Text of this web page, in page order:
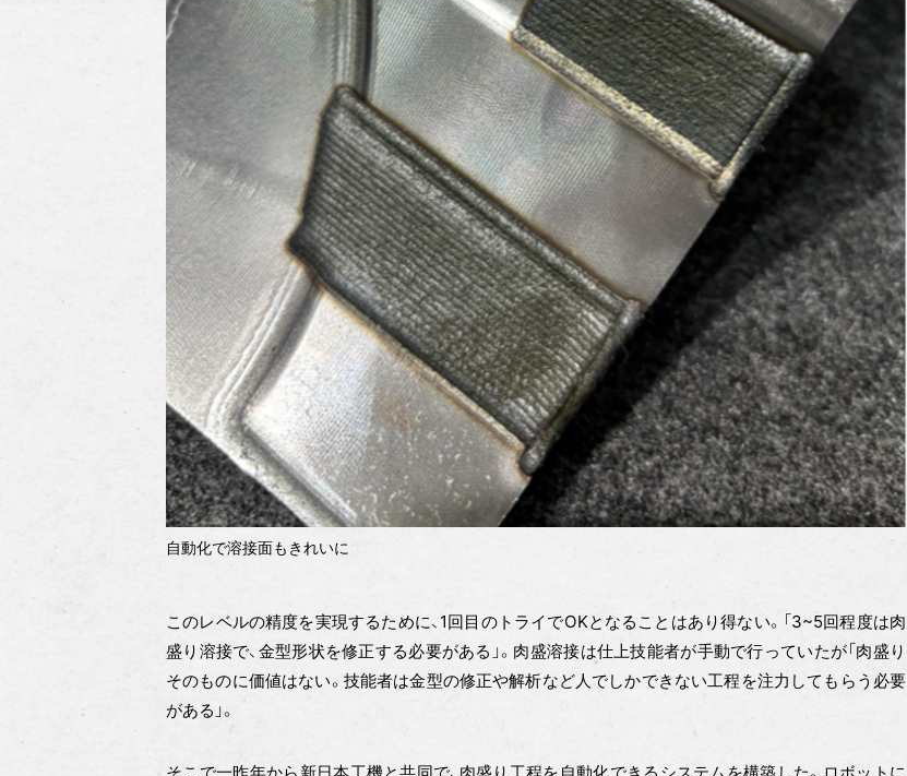
自動化で溶接面もきれいに
このレベルの精度を実現するために、1回目のトライでOKとなることはあり得ない。「3~5回程度は肉
盛り溶接で、金型形状を修正する必要がある」。肉盛溶接は仕上技能者が手動で行っていたが「肉盛り
そのものに価値はない。技能者は金型の修正や解析など人でしかできない工程を注力してもらう必要
がある」。
そこで一昨年から新日本工機と共同で、肉盛り工程を自動化できるシステムを構築した。ロボットに